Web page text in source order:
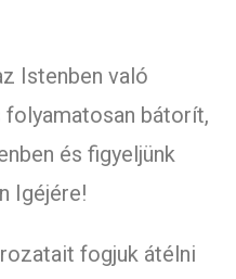
Istenben való
bátorít,
és figyeljünk
Igéjére!
fogjuk átélni